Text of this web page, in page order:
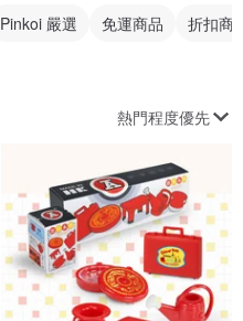
Pinkoi 嚴選 免運商品 折扣商
熱門程度優先